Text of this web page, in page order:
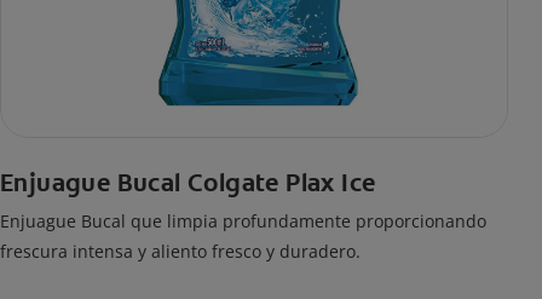
Enjuague Bucal Colgate Plax Ice
Enjuague Bucal que limpia profundamente proporcionando
frescura intensa y aliento fresco y duradero.